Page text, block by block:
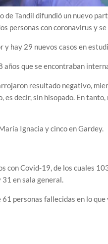
Tandil difundió un nuevo
personas con coronavirus y
hay 29 nuevos casos en
años que se encontraban
resultado negativo,
decir, sin hisopado. En
Ignacia y cinco en Gardey.
con Covid-19, de los cuales
en sala general.
personas fallecidas en lo